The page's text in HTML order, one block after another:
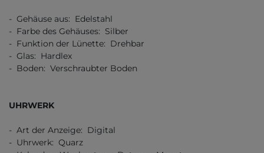
- Gehäuse aus: Edelstahl
- Farbe des Gehäuses: Silber
- Funktion der Lünette: Drehbar
- Glas: Hardlex
- Boden: Verschraubter Boden
UHRWERK
- Art der Anzeige: Digital
- Uhrwerk: Quarz